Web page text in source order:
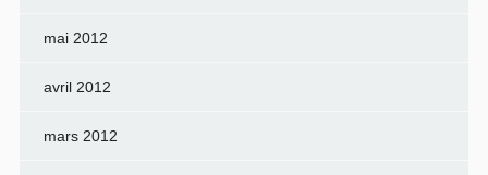
mai 2012
avril 2012
mars 2012